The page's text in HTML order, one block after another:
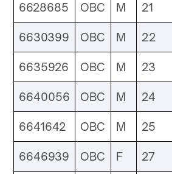
6628685 OBC M 21
6630399 OBC M 22
6635926 OBC M 23
6640056 OBC M 24
6641642 OBC M 25
6646939 OBC F 27